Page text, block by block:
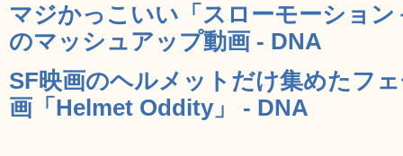
マジかっこいい「スローモーショ
のマッシュアップ動画 - DNA
SF映画のヘルメットだけ集めたフ
画「Helmet Oddity」 - DNA